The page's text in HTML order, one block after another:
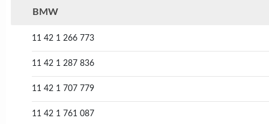
BMW
11 42 1 266 773
11 42 1 287 836
11 42 1 707 779
11 42 1 761 087